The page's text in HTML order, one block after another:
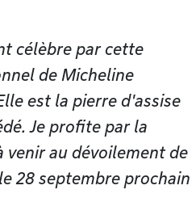
célèbre par cette
de Micheline
est la pierre d'assise
Je profite par la
au dévoilement de
28 septembre prochain